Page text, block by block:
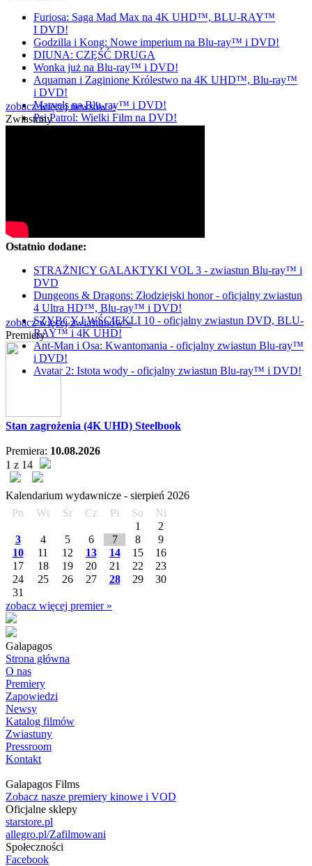
Furiosa: Saga Mad Max na 4K UHD™, BLU-RAY™
I DVD!
Godzilla i Kong: Nowe imperium na Blu-ray™ i DVD!
DIUNA: CZĘŚĆ DRUGA
Wonka już na Blu-ray™ i DVD!
Aquaman i Zaginione Królestwo na 4K UHD™, Blu-ray™
i DVD!
Marvels na Blu-ray™ i DVD!
Psi Patrol: Wielki Film na DVD!
zobacz więcej newsów »
Zwiastuny
Ostatnio dodane:
STRAŻNICY GALAKTYKI VOL 3 - zwiastun Blu-ray™ i
DVD
Dungeons & Dragons: Złodziejski honor - oficjalny zwiastun
4 Ultra HD™, Blu-ray™ i DVD!
SZYBCY I WŚCIEKLI 10 - oficjalny zwiastun DVD, BLU-
RAY™ i 4K UHD!
Ant-Man i Osa: Kwantomania - oficjalny zwiastun Blu-ray™
i DVD!
Avatar 2: Istota wody - oficjalny zwiastun Blu-ray™ i DVD!
zobacz więcej zwiastunów »
Premiery
Stan zagrożenia (4K UHD) Steelbook
Premiera: 10.08.2026
1 z 14
Kalendarium wydawnicze - sierpień 2026
Pn
Wt Śr Cz Pi So
Ni
1
2
3
4 5 6 7 8
9
10
11 12 13 14 15
16
17
18 19 20 21 22
23
24
25 26 27 28 29
30
31
zobacz więcej premier »
Galapagos
Strona główna
O nas
Premiery
Zapowiedzi
Newsy
Katalog filmów
Zwiastuny
Pressroom
Kontakt
Galapagos Films
Zobacz nasze premiery kinowe i VOD
Oficjalne sklepy
starstore.pl
allegro.pl/Zafilmowani
Społeczności
Facebook